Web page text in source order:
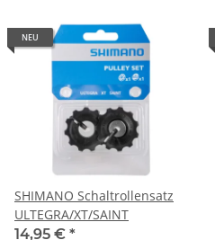
NEU
SHIMANO Schaltrollensatz
ULTEGRA/XT/SAINT
14,95 € *